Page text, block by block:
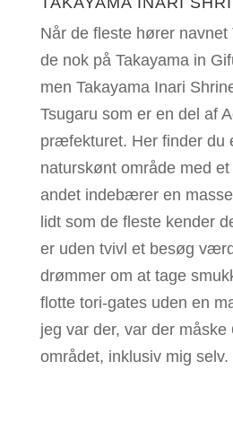
Når de fleste hører
de nok på Takayama in
men Takayama Inari
Tsugaru som er en del af
præfekturet. Her finder du
naturskønt område med
andet indebærer en
lidt som de fleste kender
er uden tvivl et besøg
drømmer om at tage
flotte tori-gates uden en
jeg var der, var der
området, inklusiv mig selv.